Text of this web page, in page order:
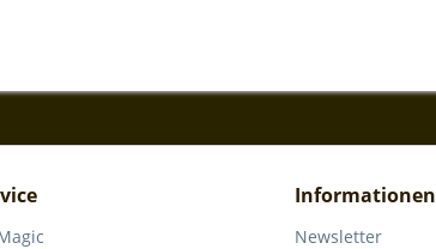
Informationen
Newsletter